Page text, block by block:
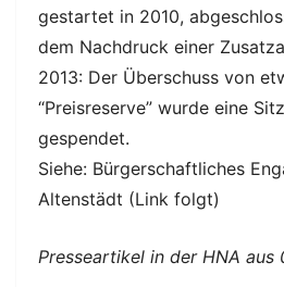
gestartet in 2010,
dem Nachdruck einer
2013: Der Überschuss von
“Preisreserve” wurde eine
gespendet.
Siehe: Bürgerschaftliches
Altenstädt (Link folgt)
Presseartikel in der HNA aus